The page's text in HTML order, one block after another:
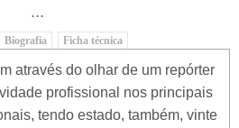
...
ativo)
Biografia Ficha técnica
através do olhar de um repórter
profissional nos principais
tendo estado, também, vinte